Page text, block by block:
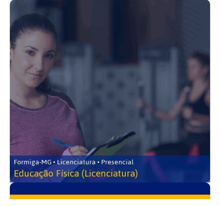
Formiga-MG • Licenciatura • Presencial
Educação Física (Licenciatura)